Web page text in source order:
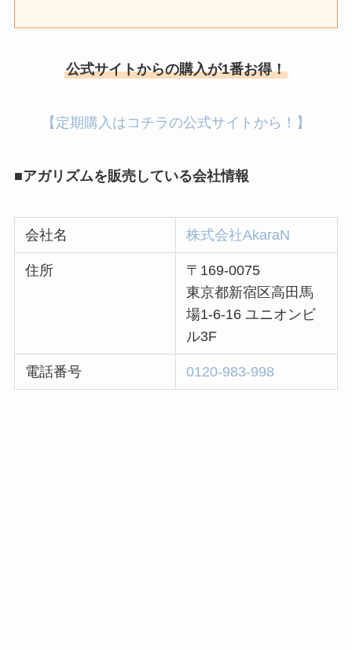
公式サイトからの購入が1番お得！
【定期購入はコチラの公式サイトから！】
■アガリズムを販売している会社情報
会社名 株式会社AkaraN
住所
〒169-0075
東京都新宿区高田馬
場1-6-16 ユニオンビ
ル3F
電話番号 0120-983-998